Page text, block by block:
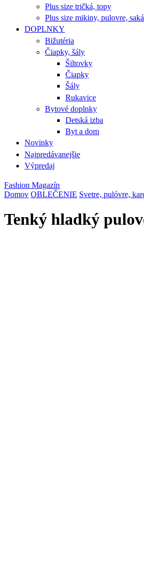
Plus size tričká, topy
Plus size mikiny, pulovre, saká
DOPLNKY
Bižutéria
Čiapky, šály
Šiltovky
Čiapky
Šály
Rukavice
Bytové doplnky
Detská izba
Byt a dom
Novinky
Najpredávanejšie
Výpredaj
Fashion Magazín
Domov OBLEČENIE Svetre, pulóvre,
Tenký hladký